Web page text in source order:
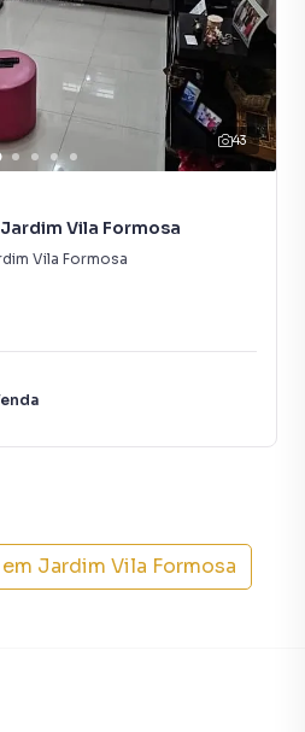
43
Vila Formosa
Vila Formosa
Jardim Vila Formosa